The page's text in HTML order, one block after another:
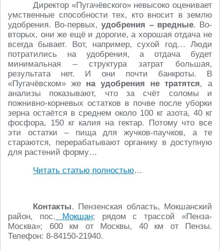
Директор «Пугачёвского» невысоко оценивает
умственные способности тех, кто вносит в землю
удобрения. Во-первых,удобрения – вредные. Во-
вторых, они же ещё и дорогие, а хорошая отдача не
всегда бывает. Вот, например, сухой год… Люди
потратились на удобрения, а отдача будет
минимальная – структура затрат большая,
результата нет. И они почти банкроты. В
«Пугачёвском» же на удобрения не тратятся, а
анализы показывают, что за счёт соломы и
пожнивно-корневых остатков в почве после уборки
зерна остаётся в среднем около 100 кг азота, 40 кг
фосфора, 150 кг калия на гектар. Потому что все
эти остатки – пища для жучков-паучков, а те
стараются, перерабатывают органику в доступную
для растений форму…
Читать статью полностью…
Контакты. Пензенская область, Мокшанский
район, пос. Мокшан; рядом с трассой «Пенза-
Москва»; 600 км от Москвы, 40 км от Пензы.
Телефон: 8-84150-21940.